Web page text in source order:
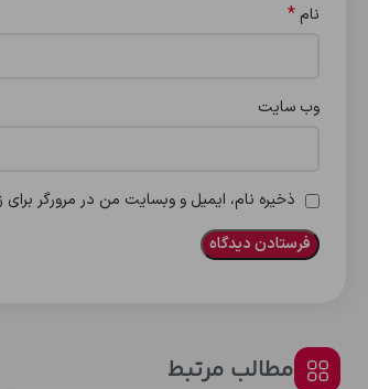
نام *
وب‌ سایت
ذخیره نام، ایمیل و وبسایت من در مرورگر
مطالب مرتبط